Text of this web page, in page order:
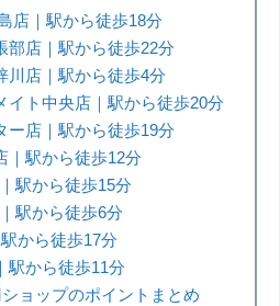
店｜駅から徒歩18分
部店｜駅から徒歩22分
川店｜駅から徒歩4分
イト中央店｜駅から徒歩20分
ー店｜駅から徒歩19分
｜駅から徒歩12分
駅から徒歩15分
駅から徒歩6分
から徒歩17分
駅から徒歩11分
ョップのポイントまとめ